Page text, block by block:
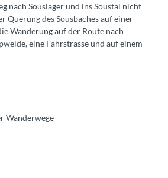
nach Sousläger und ins Soustal nicht
Querung des Sousbaches auf einer
Wanderung auf der Route nach
eine Fahrstrasse und auf einem
Wanderwege